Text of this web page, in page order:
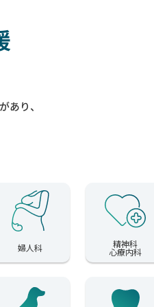
あり、
婦人科 精神科
心療内科